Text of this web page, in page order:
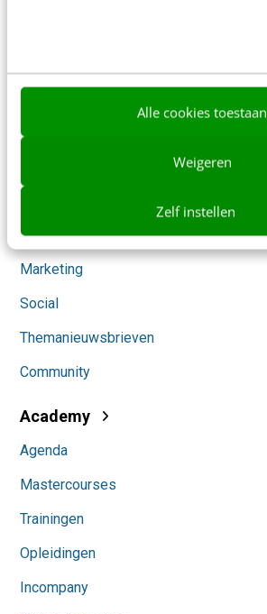
Alle cookies toestaan
Weigeren
Zelf instellen
Whitepapers
Blog
Klantcontact & CX
Marketing
Social
Themanieuwsbrieven
Community
Academy
Agenda
Mastercourses
Trainingen
Opleidingen
Incompany